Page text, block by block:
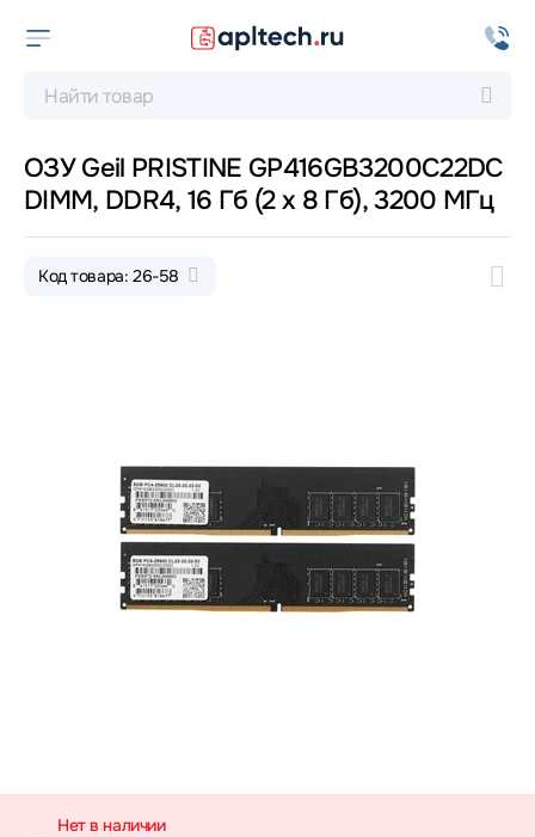
ОЗУ Geil PRISTINE GP416GB3200C22DC
DIMM, DDR4, 16 Гб (2 х 8 Гб), 3200 МГц
Код товара: 26-58
Нет в наличии